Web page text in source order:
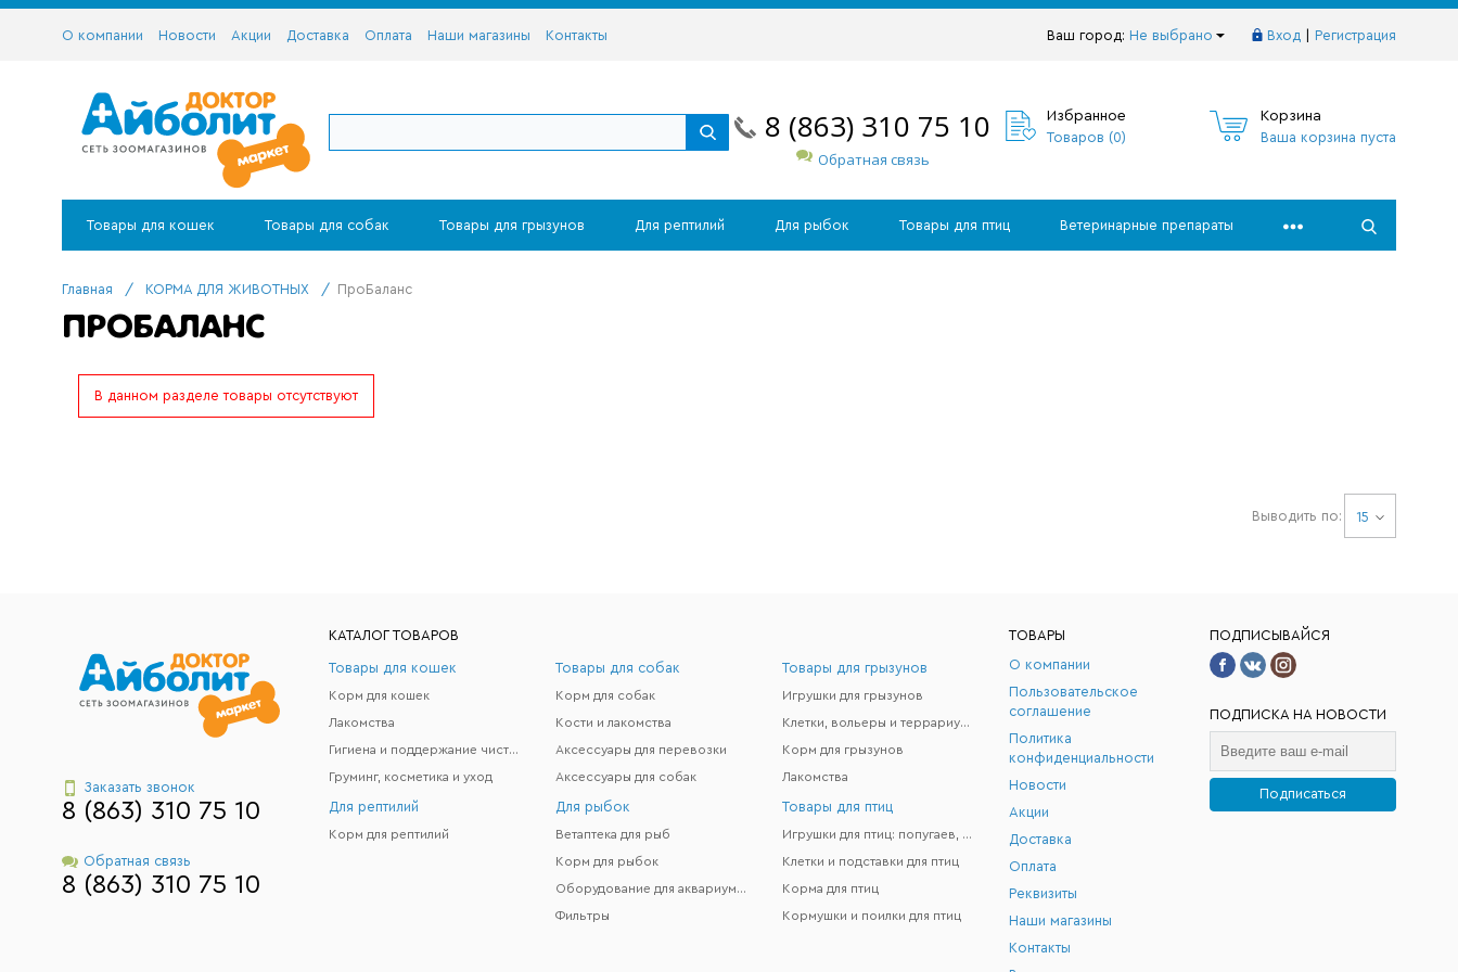
Ваш город: Не выбрано Вход Регистрация
О компании Новости Акции Доставка Оплата Наши магазины Контакты
8 (863) 310 75 10
Обратная связь
Избранное
Товаров (0)
Корзина
Ваша корзина пуста
Товары для кошек Товары для собак Товары для грызунов Для рептилий Для рыбок Товары для птиц Ветеринарные препараты
Главная / КОРМА ДЛЯ ЖИВОТНЫХ / ПроБаланс
ПРОБАЛАНС
В данном разделе товары отсутствуют
Выводить по: 15
Заказать звонок
8 (863) 310 75 10
Обратная связь
8 (863) 310 75 10
КАТАЛОГ ТОВАРОВ
Товары для кошек
Корм для кошек
Лакомства
Гигиена и поддержание чистоты
Груминг, косметика и уход
Товары для собак
Корм для собак
Кости и лакомства
Аксессуары для перевозки
Аксессуары для собак
Товары для грызунов
Игрушки для грызунов
Клетки, вольеры и террариумы
Корм для грызунов
Лакомства
Для рептилий
Корм для рептилий
Для рыбок
Ветаптека для рыб
Корм для рыбок
Оборудование для аквариумов
Фильтры
Товары для птиц
Игрушки для птиц: попугаев, канареек и др.
Клетки и подставки для птиц
Корма для птиц
Кормушки и поилки для птиц
ТОВАРЫ
О компании
Пользовательское
соглашение
Политика
конфиденциальности
Новости
Акции
Доставка
Оплата
Реквизиты
Наши магазины
Контакты
ПОДПИСЫВАЙСЯ
ПОДПИСКА НА НОВОСТИ
Подписаться